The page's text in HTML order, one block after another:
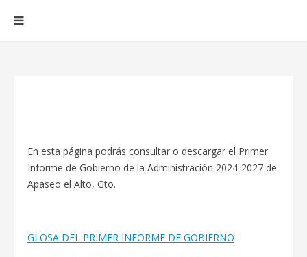
En esta página podrás consultar o descargar el Primer
Informe de Gobierno de la Administración 2024-2027 de
Apaseo el Alto, Gto.
GLOSA DEL PRIMER INFORME DE GOBIERNO